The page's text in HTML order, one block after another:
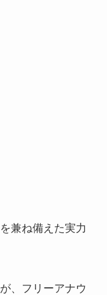
兼ね備えた実力
、フリーアナウ